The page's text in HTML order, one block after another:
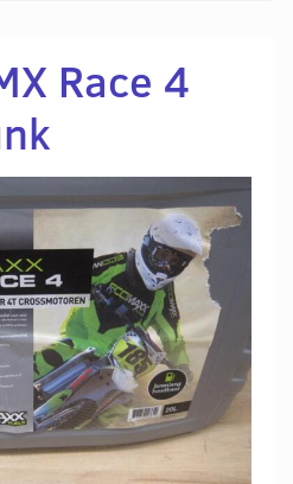
Race 4